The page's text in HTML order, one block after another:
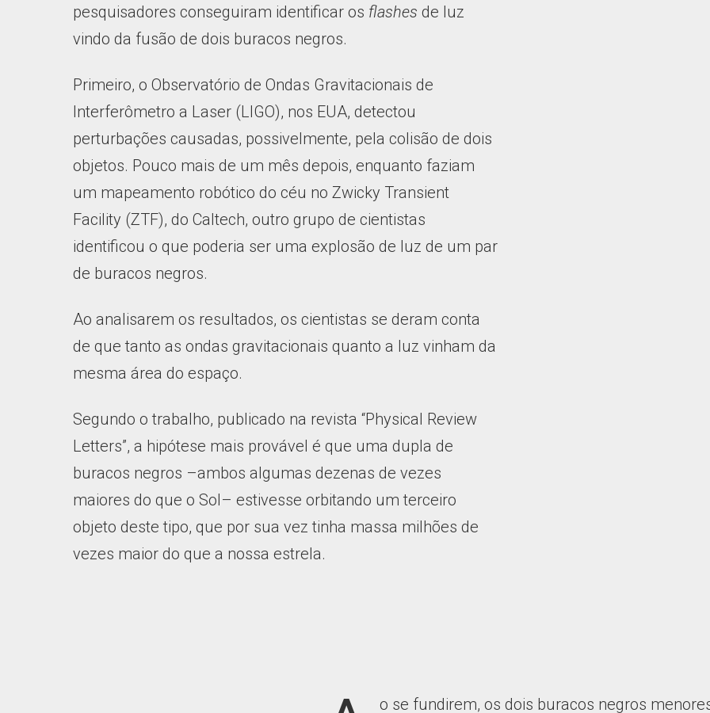
pesquisadores conseguiram identificar os flashes de luz
vindo da fusão de dois buracos negros.
Primeiro, o Observatório de Ondas Gravitacionais de
Interferômetro a Laser (LIGO), nos EUA, detectou
perturbações causadas, possivelmente, pela colisão de dois
objetos. Pouco mais de um mês depois, enquanto faziam
um mapeamento robótico do céu no Zwicky Transient
Facility (ZTF), do Caltech, outro grupo de cientistas
identificou o que poderia ser uma explosão de luz de um par
de buracos negros.
Ao analisarem os resultados, os cientistas se deram conta
de que tanto as ondas gravitacionais quanto a luz vinham da
mesma área do espaço.
Segundo o trabalho, publicado na revista “Physical Review
Letters”, a hipótese mais provável é que uma dupla de
buracos negros –ambos algumas dezenas de vezes
maiores do que o Sol– estivesse orbitando um terceiro
objeto deste tipo, que por sua vez tinha massa milhões de
vezes maior do que a nossa estrela.
o se fundirem, os dois buracos negros